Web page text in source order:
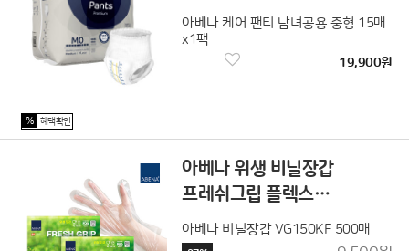
아베나 케어 팬티 남녀공용 중형 15매
x1팩
19,900원
% 혜택확인
아베나 위생 비닐장갑
프레쉬그립 플렉스
500매x1팩
아베나 비닐장갑 VG150KF 500매